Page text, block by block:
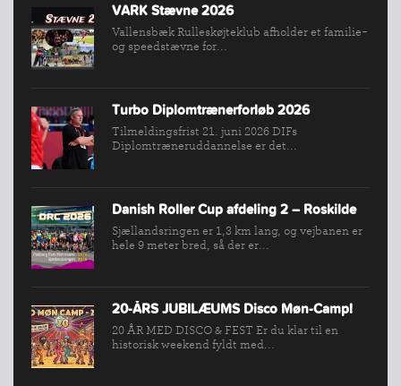
INDMELDELSE
BREDDEPULJE
NYHEDER
FIND
SPORTSGRENE
FORBUNDET
VÆRKTØJSKASSEN
VARK Stævne 2026
Vallensbæk Rulleskøjteklub afholder et familie-
og speedstævne for...
Turbo Diplomtrænerforløb 2026
Tilmeldingsfrist 21. juni 2026 DIFs
Diplomtræneruddannelse er det...
Danish Roller Cup afdeling 2 – Roskilde
Sjællandsringen er 1,3 km lang, og vejbanen er
hele 9 meter bred, så der er...
20-ÅRS JUBILÆUMS Disco Møn-Camp!
20 ÅR MED DISCO & FEST Er du klar til en
historisk weekend fyldt med...